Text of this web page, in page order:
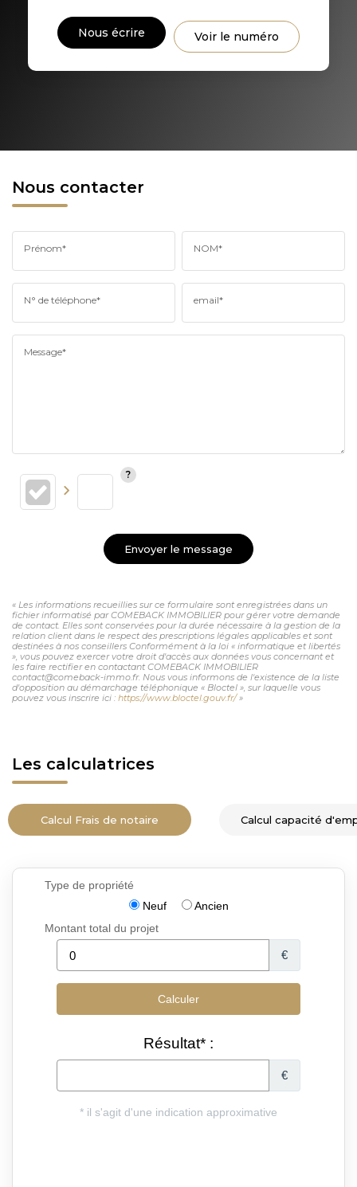
DISTANCE DE L'AÉROPORT : SUPERFICIE :
RÉSULTATS DES LYCÉES
Nous écrire Voir le numéro
Nous contacter
Prénom* NOM*
N° de téléphone* email*
Message*
Envoyer le message
« Les informations recueillies sur ce formulaire sont enregistrées dans un
fichier informatisé par COMEBACK IMMOBILIER pour gérer votre demande
de contact. Elles sont conservées pour la durée nécessaire à la gestion de la
relation client dans le respect des prescriptions légales applicables et sont
destinées à nos conseillers Conformément à la loi « informatique et libertés
», vous pouvez exercer votre droit d'accès aux données vous concernant et
les faire rectifier en contactant COMEBACK IMMOBILIER
contact@comeback-immo.fr. Nous vous informons de l'existence de la liste
d'opposition au démarchage téléphonique « Bloctel », sur laquelle vous
pouvez vous inscrire ici : https://www.bloctel.gouv.fr/»
Les calculatrices
Calcul Frais de notaire Calcul capacité